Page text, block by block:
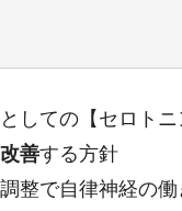
しての【セロト
善する方針
整で自律神経の働